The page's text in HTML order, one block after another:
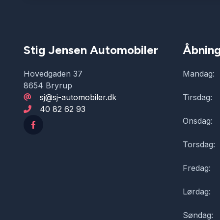
Stig Jensen Automobiler
Hovedgaden 37
8654 Bryrup
sj@sj-automobiler.dk
40 82 62 93
Mandag:
Tirsdag:
Onsdag:
Torsdag:
Fredag:
Lørdag:
Søndag: